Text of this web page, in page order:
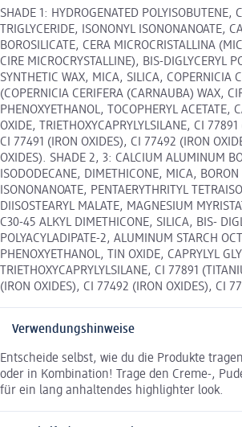
SHADE 1: HYDROGENATED POLYISOBUTENE,
TRIGLYCERIDE, ISONONYL ISONONANOATE,
BOROSILICATE, CERA MICROCRISTALLINA
CIRE MICROCRYSTALLINE), BIS-DIGLYCERYL
SYNTHETIC WAX, MICA, SILICA, COPERNICIA
(COPERNICIA CERIFERA (CARNAUBA) WAX,
PHENOXYETHANOL, TOCOPHERYL ACETATE,
OXIDE, TRIETHOXYCAPRYLYLSILANE, CI
CI 77491 (IRON OXIDES), CI 77492 (IRON
OXIDES). SHADE 2, 3: CALCIUM ALUMINUM
ISODODECANE, DIMETHICONE, MICA,
ISONONANOATE, PENTAERYTHRITYL
DIISOSTEARYL MALATE, MAGNESIUM
C30-45 ALKYL DIMETHICONE, SILICA, BIS-
POLYACYLADIPATE-2, ALUMINUM STARCH
PHENOXYETHANOL, TIN OXIDE, CAPRYLYL
TRIETHOXYCAPRYLYLSILANE, CI 77891
(IRON OXIDES), CI 77492 (IRON OXIDES), CI
Verwendungshinweise
Entscheide selbst, wie du die Produkte
oder in Kombination! Trage den Creme-,
für ein lang anhaltendes highlighter look.